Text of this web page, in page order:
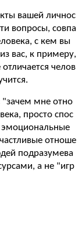
вашей личнос
вопросы, совпа
с кем вы
вас, к примеру,
челов
"зачем мне отно
просто спос
эмоциональные
отноше
подразумева
а не "игр